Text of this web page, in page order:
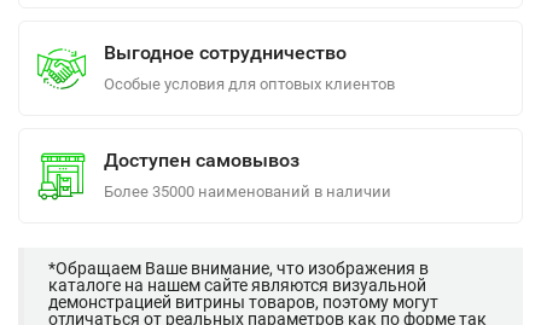
Выгодное сотрудничество
Особые условия для оптовых клиентов
Доступен самовывоз
Более 35000 наименований в наличии
*Обращаем Ваше внимание, что изображения в
каталоге на нашем сайте являются визуальной
демонстрацией витрины товаров, поэтому могут
отличаться от реальных параметров как по форме так